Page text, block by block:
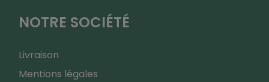
NOTRE SOCIÉTÉ
Livraison
Mentions légales